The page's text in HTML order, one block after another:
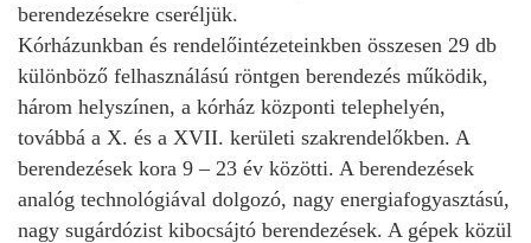
berendezésekre cseréljük.
Kórházunkban és rendelőintézeteinkben összesen 29 db
különböző felhasználású röntgen berendezés működik,
három helyszínen, a kórház központi telephelyén,
továbbá a X. és a XVII. kerületi szakrendelőkben. A
berendezések kora 9 – 23 év közötti. A berendezések
analóg technológiával dolgozó, nagy energiafogyasztású,
nagy sugárdózist kibocsájtó berendezések. A gépek közül